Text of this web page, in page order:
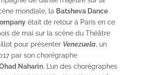
mondiale, la Batsheva Dance
était de retour à Paris en ce
de mai sur la scène du Théâtre
pour présenter Venezuela, un
par son chorégraphe
Naharin. L’un des chorégraphes